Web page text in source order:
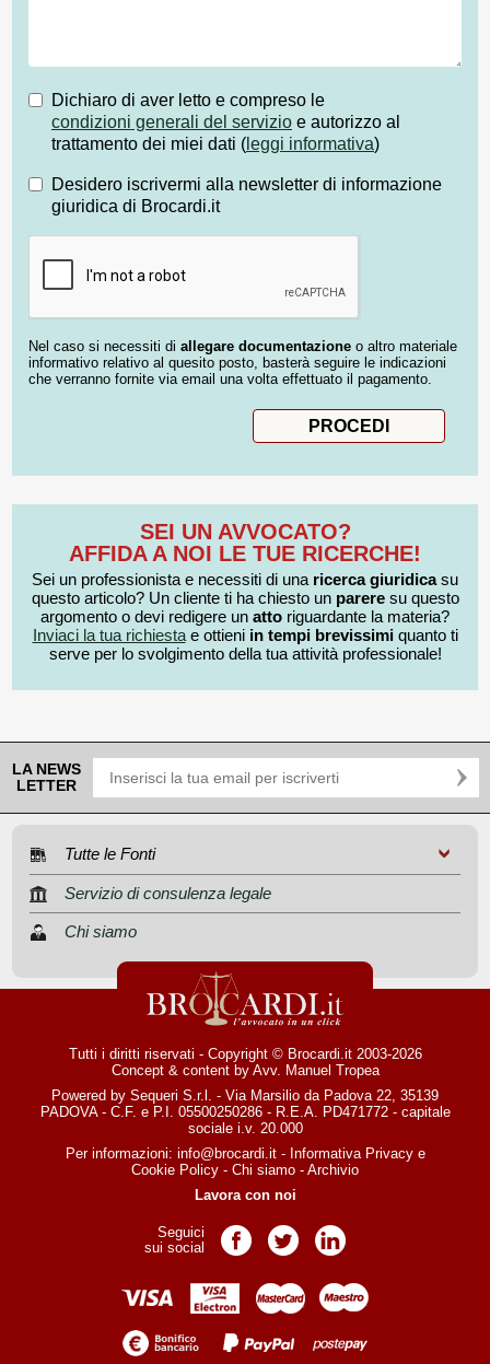
Dichiaro di aver letto e compreso le
condizioni generali del servizio e autorizzo al
trattamento dei miei dati ( leggi informativa)
Desidero iscrivermi alla newsletter di informazione
giuridica di Brocardi.it
Nel caso si necessiti di allegare documentazione o altro materiale
informativo relativo al quesito posto, basterà seguire le indicazioni
che verranno fornite via email una volta effettuato il pagamento.
SEI UN AVVOCATO?
AFFIDA A NOI LE TUE RICERCHE!
Sei un professionista e necessiti di una ricerca giuridicasu
questo articolo? Un cliente ti ha chiesto un pareresu questo
argomento o devi redigere un atto riguardante la materia?
Inviaci la tua richiestae ottieni in tempi brevissimiquanto ti
serve per lo svolgimento della tua attività professionale!
LA NEWS
LETTER
Tutte le Fonti
Servizio di consulenza legale
Chi siamo
Tutti i diritti riservati - Copyright © Brocardi.it 2003-2026
Concept & content by Avv. Manuel Tropea
Powered by Sequeri S.r.l. - Via Marsilio da Padova 22, 35139
PADOVA - C.F. e P.I. 05500250286 - R.E.A. PD471772 - capitale
sociale i.v. 20.000
Per informazioni: info@brocardi.it- Informativa Privacye
Cookie Policy - Chi siamo - Archivio
Lavora con noi
Seguici
sui social
Pagina Facebook
Pagina TwitterPagina LinkedIn